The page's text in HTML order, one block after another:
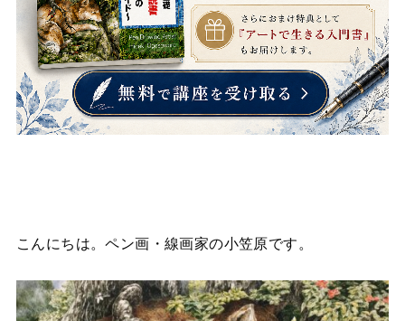
こんにちは。ペン画・線画家の小笠原です。